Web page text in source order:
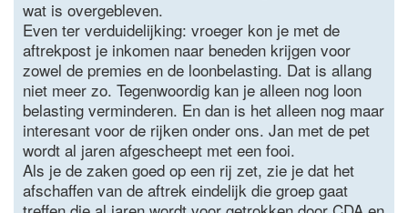
wat is overgebleven.
Even ter verduidelijking: vroeger kon je met de
aftrekpost je inkomen naar beneden krijgen voor
zowel de premies en de loonbelasting. Dat is allang
niet meer zo. Tegenwoordig kan je alleen nog loon
belasting verminderen. En dan is het alleen nog maar
interesant voor de rijken onder ons. Jan met de pet
wordt al jaren afgescheept met een fooi.
Als je de zaken goed op een rij zet, zie je dat het
afschaffen van de aftrek eindelijk die groep gaat